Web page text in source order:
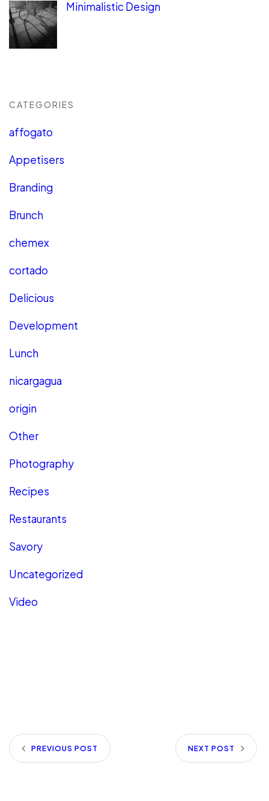
Minimalistic Design
CATEGORIES
affogato
Appetisers
Branding
Brunch
chemex
cortado
Delicious
Development
Lunch
nicargagua
origin
Other
Photography
Recipes
Restaurants
Savory
Uncategorized
Video
PREVIOUS POST NEXT POST